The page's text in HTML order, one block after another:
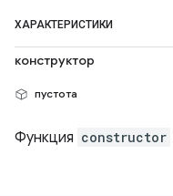
ХАРАКТЕРИСТИКИ
конструктор
пустота
Функция constructor